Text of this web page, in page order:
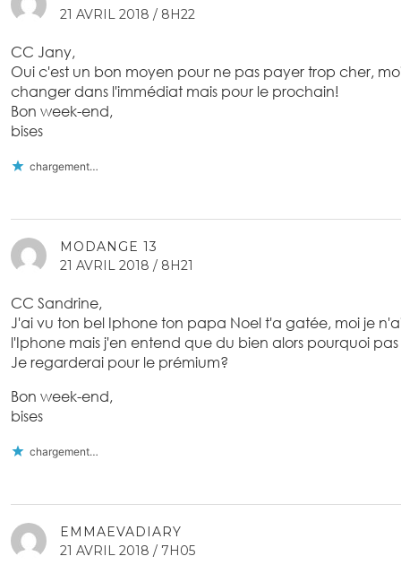
21 AVRIL 2018 / 8H22
CC Jany,
Oui c'est un bon moyen pour ne pas payer trop cher,
changer dans l'immédiat mais pour le prochain!
Bon week-end,
bises
chargement…
MODANGE 13
21 AVRIL 2018 / 8H21
CC Sandrine,
J'ai vu ton bel Iphone ton papa Noel t'a gatée, moi je
l'Iphone mais j'en entend que du bien alors pourquoi
Je regarderai pour le prémium?
Bon week-end,
bises
chargement…
EMMAEVADIARY
21 AVRIL 2018 / 7H05